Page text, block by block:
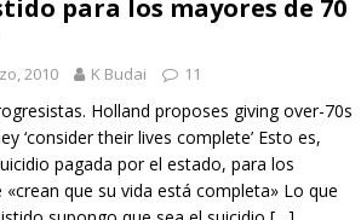
para los mayores de 70
2010 K Budai 11
Holland proposes giving over-70s
‘consider their lives complete’ Esto es,
pagada por el estado, para los
que su vida está completa» Lo que